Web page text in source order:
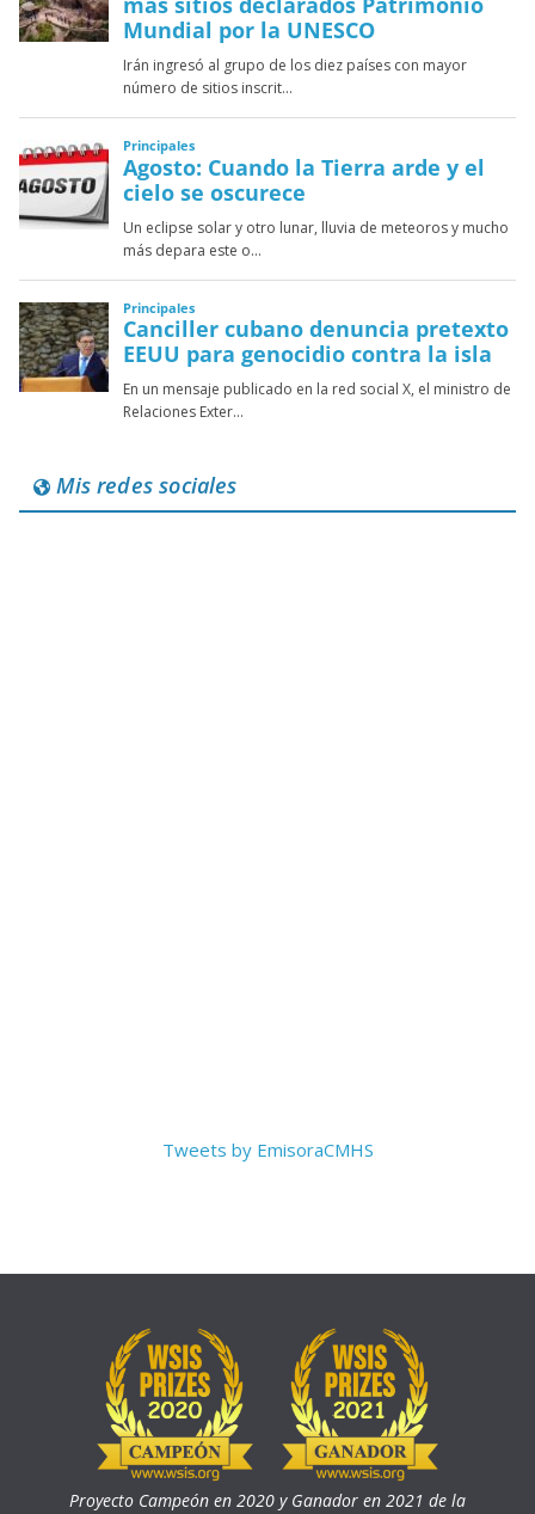
Mis redes sociales
Tweets by EmisoraCMHS
Proyecto Campeón en 2020 y Ganador en 2021 de la